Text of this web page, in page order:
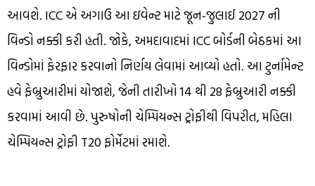
આવશે. ICC એ અગાઉ આ ઇવેન્ટ માટે જૂન-જુલાઈ 2027 ની
વિન્ડો નક્કી કરી હતી. જોકે, અમદાવાદમાં ICC બોર્ડની બેઠકમાં આ
વિન્ડોમાં ફેરફાર કરવાનો નિર્ણય લેવામાં આવ્યો હતો. આ ટુર્નામેન્ટ
હવે ફેબ્રુઆરીમાં યોજાશે, જેની તારીખો 14 થી 28 ફેબ્રુઆરી નક્કી
કરવામાં આવી છે. પુરુષોની ચેમ્પિયન્સ ટ્રોફીથી વિપરીત, મહિલા
ચેમ્પિયન્સ ટ્રોફી T20 ફોર્મેટમાં રમાશે.